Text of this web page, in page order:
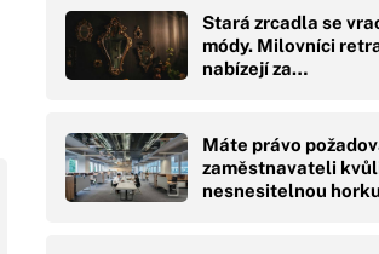
Stará zrcadla se
módy. Milovníci
nabízejí za…
Máte právo
zaměstnavateli
nesnesitelnou